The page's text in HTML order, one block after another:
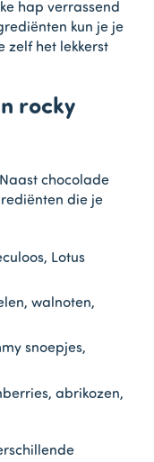
hap verrassend
kun je je
zelf het lekkerst
rocky
chocolade
die je
Lotus
walnoten,
snoepjes,
abrikozen,